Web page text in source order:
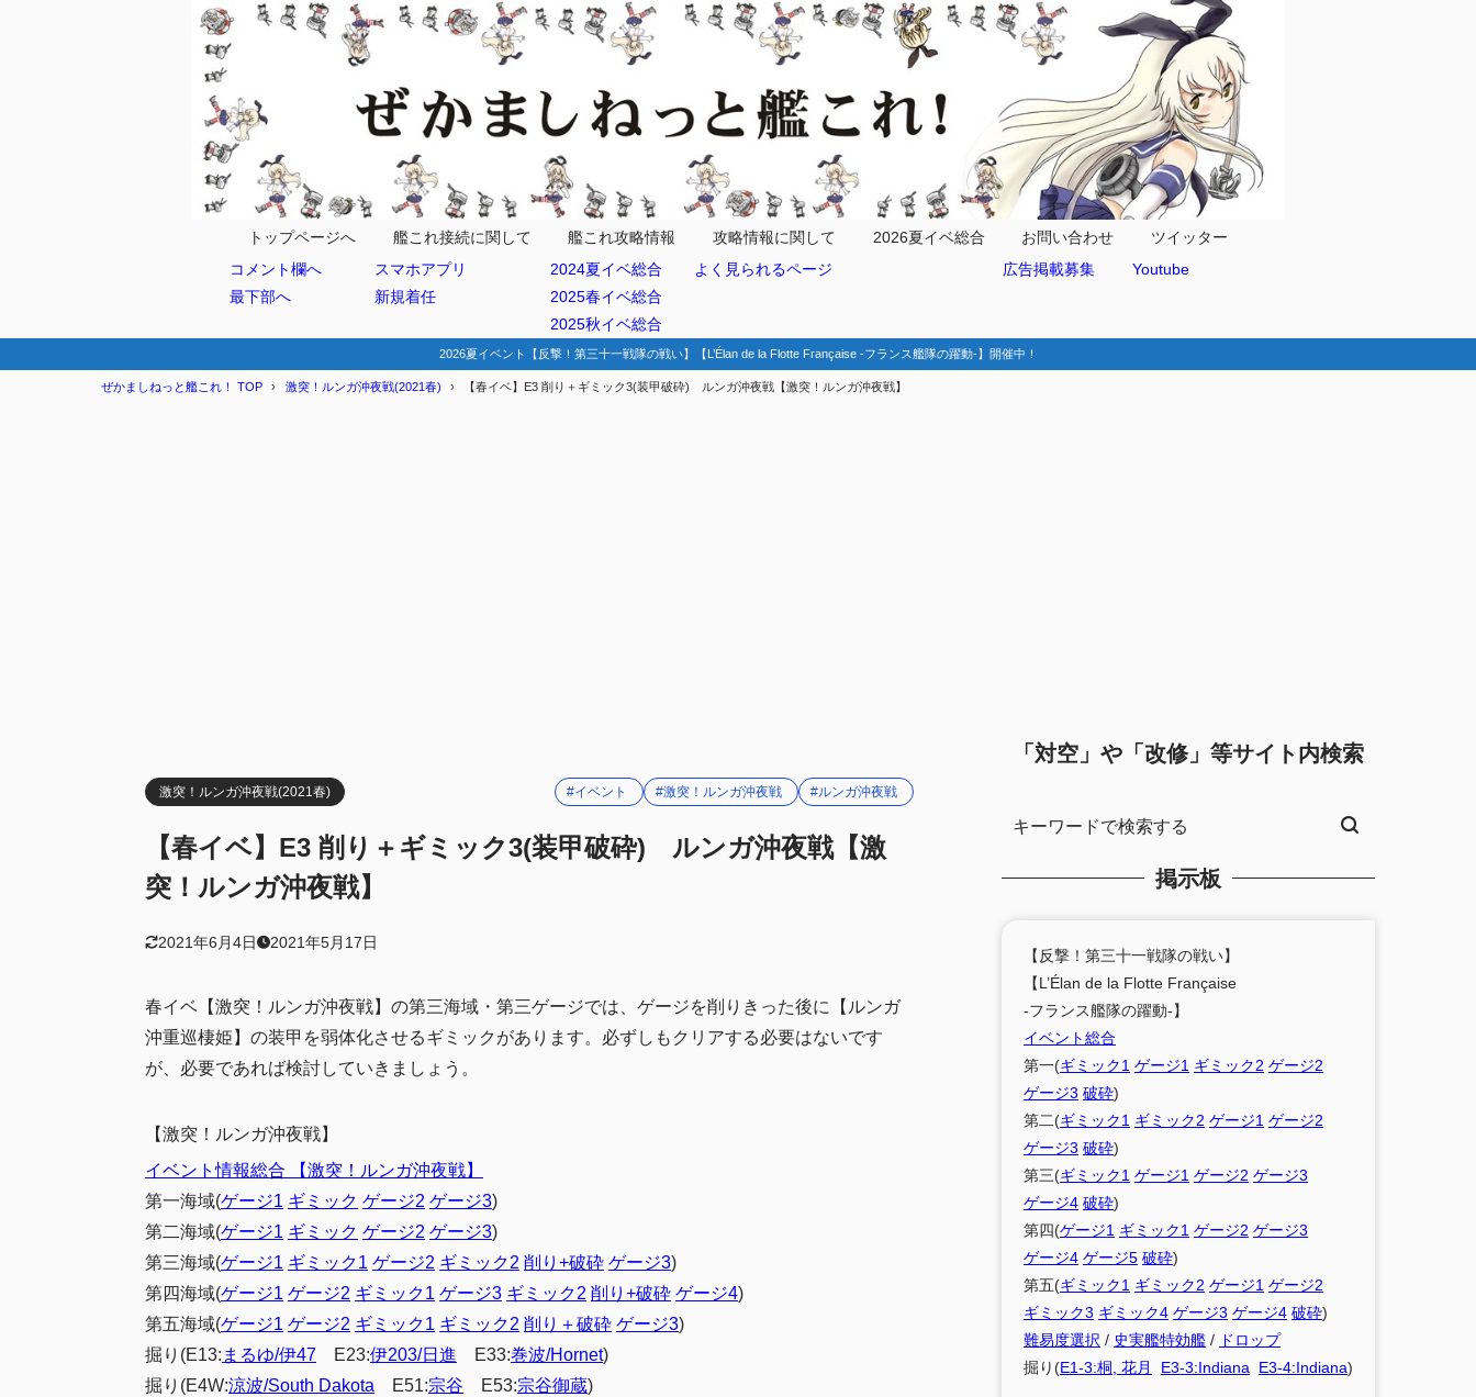
トップページへ
コメント欄へ
最下部へ
艦これ接続に関して
スマホアプリ
新規着任
艦これ攻略情報
2024夏イベ総合
2025春イベ総合
2025秋イベ総合
攻略情報に関して
よく見られるページ
2026夏イベ総合
お問い合わせ
広告掲載募集
ツイッター
Youtube
2026夏イベント【反撃！第三十一戦隊の戦い】【L’Élan de la Flotte Française -フランス艦隊の躍動-】開催中！
ぜかましねっと艦これ！ TOP 激突！ルンガ沖夜戦(2021春) 【春イベ】E3 削り＋ギミック3(装甲破砕) ルンガ沖夜戦【激突！ルンガ沖夜戦】
激突！ルンガ沖夜戦(2021春) #イベント #激突！ルンガ沖夜戦 #ルンガ沖夜戦
【春イベ】E3 削り＋ギミック3(装甲破砕) ルンガ沖夜戦【激
突！ルンガ沖夜戦】
2021年6月4日 2021年5月17日
春イベ【激突！ルンガ沖夜戦】の第三海域・第三ゲージでは、ゲージを削りきった後に【ルンガ
沖重巡棲姫】の装甲を弱体化させるギミックがあります。必ずしもクリアする必要はないです
が、必要であれば検討していきましょう。
【激突！ルンガ沖夜戦】
イベント情報総合 【激突！ルンガ沖夜戦】
第一海域(ゲージ1 ギミック ゲージ2 ゲージ3)
第二海域(ゲージ1 ギミック ゲージ2 ゲージ3)
第三海域(ゲージ1 ギミック1 ゲージ2 ギミック2 削り+破砕 ゲージ3)
第四海域(ゲージ1 ゲージ2 ギミック1 ゲージ3 ギミック2 削り+破砕 ゲージ4)
第五海域(ゲージ1 ゲージ2 ギミック1 ギミック2 削り＋破砕 ゲージ3)
掘り(E13: まるゆ/伊47 E23:伊203/日進 E33:巻波/Hornet)
掘り(E4W:涼波/South Dakota E51:宗谷 E53:宗谷御蔵)
「対空」や「改修」等サイト内検索
掲示板
【反撃！第三十一戦隊の戦い】
【L’Élan de la Flotte Française
-フランス艦隊の躍動-】
イベント総合
第一(ギミック1 ゲージ1 ギミック2 ゲージ2
ゲージ3 破砕)
第二(ギミック1 ギミック2 ゲージ1 ゲージ2
ゲージ3 破砕)
第三(ギミック1 ゲージ1 ゲージ2 ゲージ3
ゲージ4 破砕)
第四(ゲージ1 ギミック1 ゲージ2 ゲージ3
ゲージ4 ゲージ5 破砕)
第五(ギミック1 ギミック2 ゲージ1 ゲージ2
ギミック3 ギミック4 ゲージ3 ゲージ4 破砕)
難易度選択 / 史実艦特効艦 / ドロップ
掘り(E1-3:桐, 花月 E3-3:Indiana E3-4:Indiana)
マップ情報
1.1 ギミック情報
1.2 アイキャッチ
1.2.1 破砕前
史実艦/特効艦
1.4 第三海域開放手順
O1 O3(第八艦隊)